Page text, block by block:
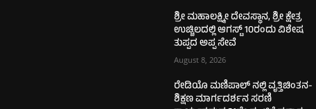
ಶ್ರೀ ಮಹಾಲಕ್ಷ್ಮೀ ದೇವಸ್ಥಾನ, ಶ್ರೀ ಕ್ಷೇತ್ರ
ಉಚ್ಚಿಲದಲ್ಲಿ ಆಗಸ್ಟ್ 10ರಂದು ವಿಶೇಷ
ತುಪ್ಪದ ಅಪ್ಪ ಸೇವೆ
August 8, 2026
ರೇಡಿಯೊ ಮಣಿಪಾಲ್ ನಲ್ಲಿ ವೃತ್ತಿಚಿಂತನ-
ಶಿಕ್ಷಣ ಮಾರ್ಗದರ್ಶನ ಸರಣಿ